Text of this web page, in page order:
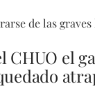
de las
CHUO el